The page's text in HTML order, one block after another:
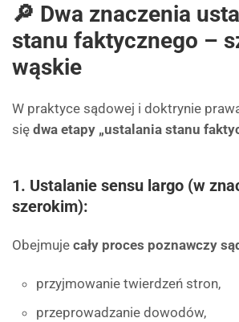
🔎 Dwa znaczenia
stanu faktycznego –
wąskie
W praktyce sądowej i doktrynie
się dwa etapy „ustalania stanu
1. Ustalanie sensu largo (w
szerokim):
Obejmuje cały proces poznawczy
przyjmowanie twierdzeń stron,
przeprowadzanie dowodów,